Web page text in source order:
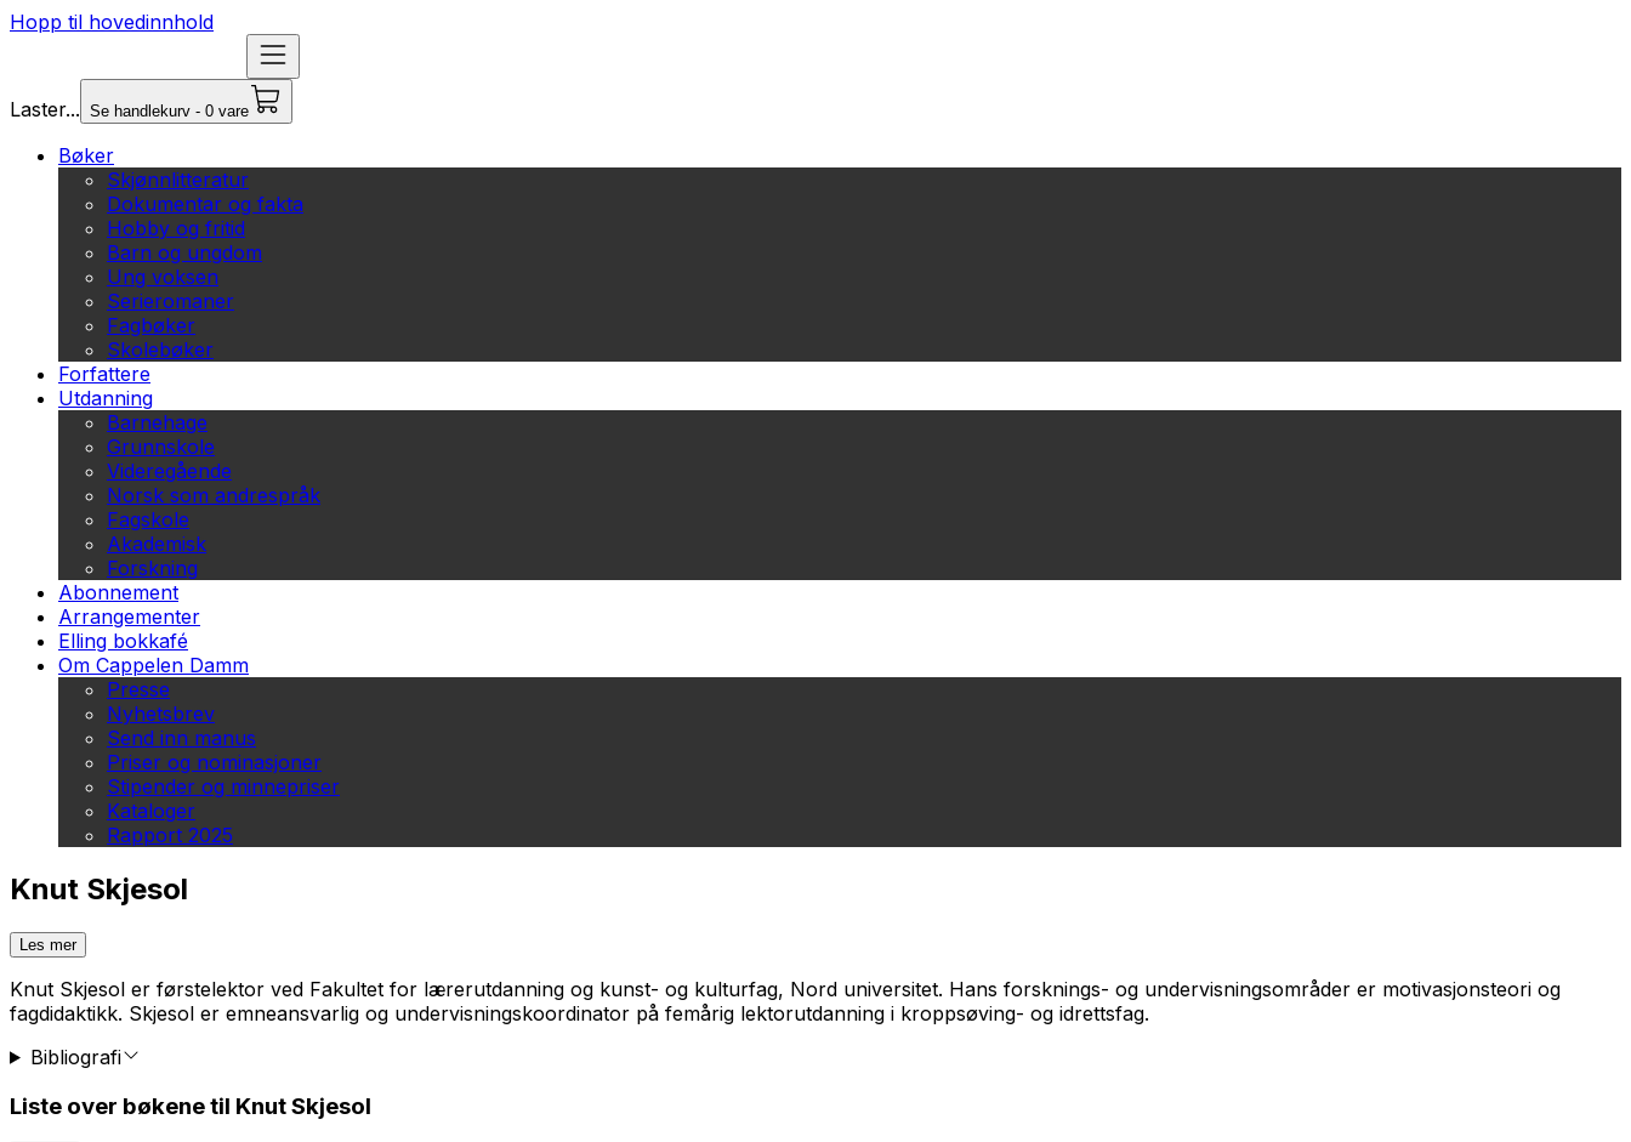
Hopp til hovedinnhold
Laster... Se handlekurv - 0 vare
Bøker
Skjønnlitteratur
Dokumentar og fakta
Hobby og fritid
Barn og ungdom
Ung voksen
Serieromaner
Fagbøker
Skolebøker
Forfattere
Utdanning
Barnehage
Grunnskole
Videregående
Norsk som andrespråk
Fagskole
Akademisk
Forskning
Abonnement
Arrangementer
Elling bokkafé
Om Cappelen Damm
Presse
Nyhetsbrev
Send inn manus
Priser og nominasjoner
Stipender og minnepriser
Kataloger
Rapport 2025
Knut Skjesol
Les mer
Knut Skjesol er førstelektor ved Fakultet for lærerutdanning og kunst- og kulturfag, Nord universitet. Hans forsknings- og undervisningsområder er motivasjonsteori og
fagdidaktikk. Skjesol er emneansvarlig og undervisningskoordinator på femårig lektorutdanning i kroppsøving- og idrettsfag.
Bibliografi
Liste over bøkene til Knut Skjesol